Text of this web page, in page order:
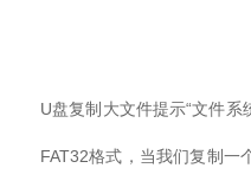
U盘复制大文件提示“文件
FAT32格式，当我们复制一